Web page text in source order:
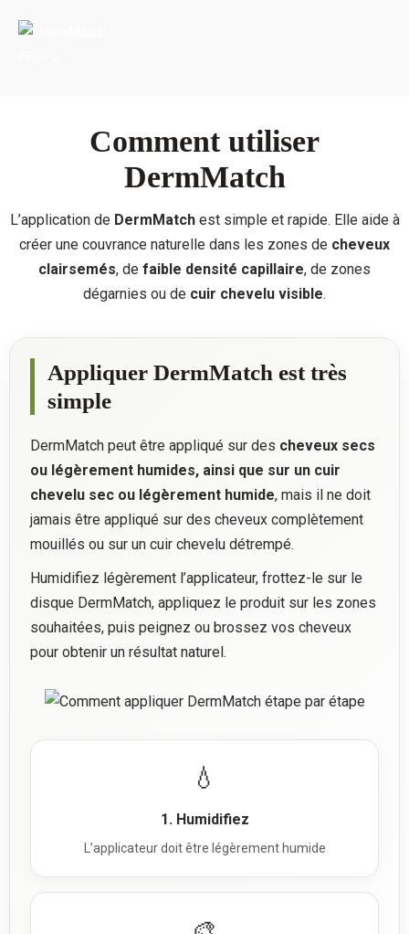
Comment utiliser
DermMatch
L’application de DermMatchest simple et rapide. Elle aide à
créer une couvrance naturelle dans les zones de cheveux
clairsemés, de faible densité capillaire, de zones
dégarnies ou de cuir chevelu visible.
Appliquer DermMatch est très
simple
DermMatch peut être appliqué sur des cheveux secs
ou légèrement humides, ainsi que sur un cuir
chevelu sec ou légèrement humide, mais il ne doit
jamais être appliqué sur des cheveux complètement
mouillés ou sur un cuir chevelu détrempé.
Humidifiez légèrement l’applicateur, frottez-le sur le
disque DermMatch, appliquez le produit sur les zones
souhaitées, puis peignez ou brossez vos cheveux
pour obtenir un résultat naturel.
💧
1. Humidifiez
L’applicateur doit être légèrement humide